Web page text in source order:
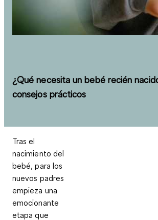
¿Qué necesita un bebé recién
consejos prácticos
Tras el
nacimiento del
bebé, para los
nuevos padres
empieza una
emocionante
etapa que